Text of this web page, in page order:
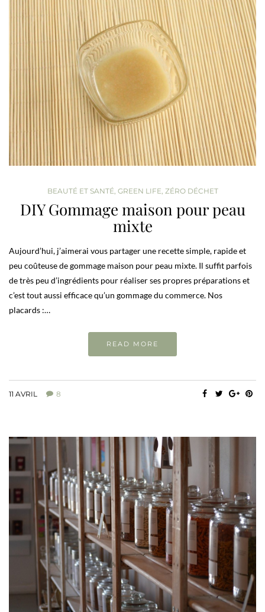
BEAUTÉ ET SANTÉ GREEN LIFE ZÉRO DÉCHET
DIY Gommage maison pour peau
mixte
Aujourd’hui, j’aimerai vous partager une recette simple, rapide et
peu coûteuse de gommage maison pour peau mixte. Il suffit parfois
de très peu d’ingrédients pour réaliser ses propres préparations et
c’est tout aussi efficace qu’un gommage du commerce. Nos
placards :…
READ MORE
11 AVRIL 8